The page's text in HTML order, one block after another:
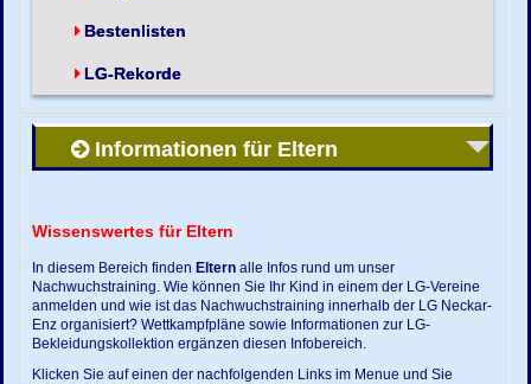
Bestenlisten
LG-Rekorde
Informationen für Eltern
Wissenswertes für Eltern
In diesem Bereich finden Eltern alle Infos rund um unser
Nachwuchstraining. Wie können Sie Ihr Kind in einem der LG-Vereine
anmelden und wie ist das Nachwuchstraining innerhalb der LG Neckar-
Enz organisiert? Wettkampfpläne sowie Informationen zur LG-
Bekleidungskollektion ergänzen diesen Infobereich.
Klicken Sie auf einen der nachfolgenden Links im Menue und Sie